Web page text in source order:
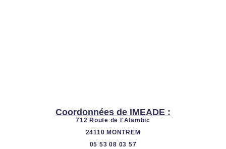
Coordonnées de IMEADE :
712 Route de l'Alambic
24110 MONTREM
05 53 08 03 57